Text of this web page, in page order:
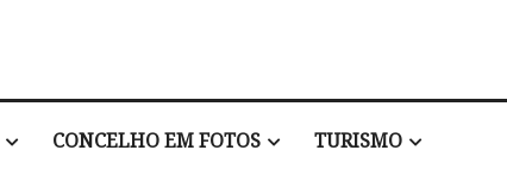
CONCELHO EM FOTOS TURISMO